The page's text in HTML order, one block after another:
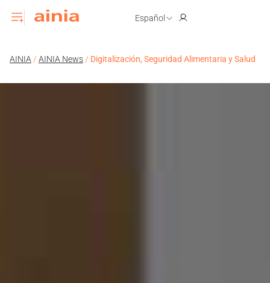
Español
AINIA / AINIA News / Digitalización, Seguridad Alimentaria y Salud